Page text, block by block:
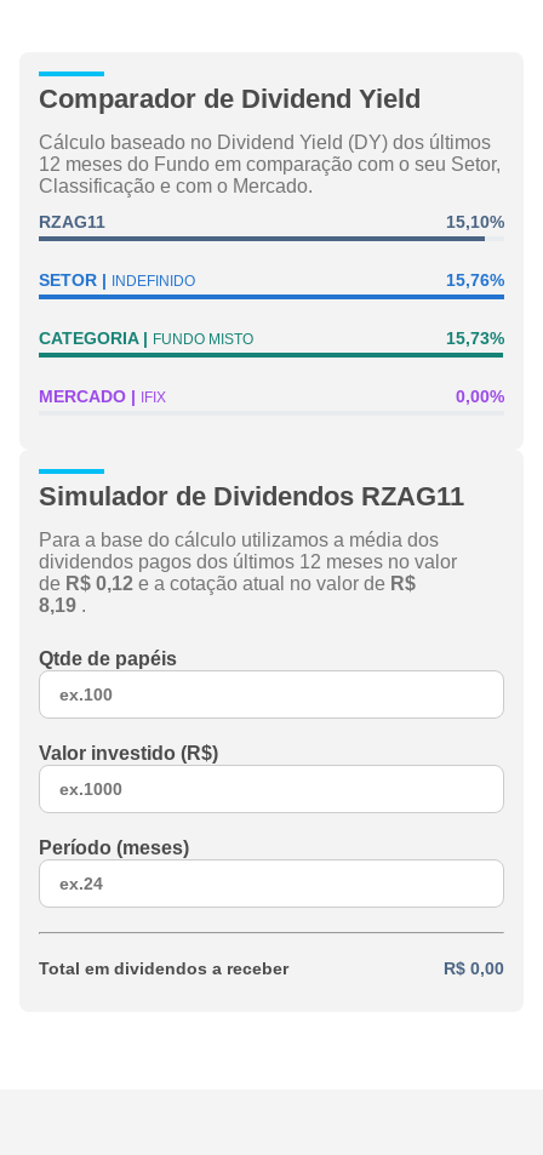
Comparador de Dividend Yield
Cálculo baseado no Dividend Yield (DY) dos últimos
12 meses do Fundo em comparação com o seu Setor,
Classificação e com o Mercado.
RZAG11 15,10%
SETOR INDEFINIDO 15,76%
CATEGORIA FUNDO MISTO 15,73%
MERCADO IFIX 0,00%
Simulador de Dividendos RZAG11
Para a base do cálculo utilizamos a média dos
dividendos pagos dos últimos 12 meses no valor
de R$ 0,12 e a cotação atual no valor de R$
8,19 .
Qtde de papéis
Valor investido (R$)
Período (meses)
Total em dividendos a receber R$ 0,00